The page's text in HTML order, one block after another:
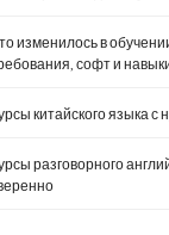
изменилось в
софт и
китайского языка с
разговорного